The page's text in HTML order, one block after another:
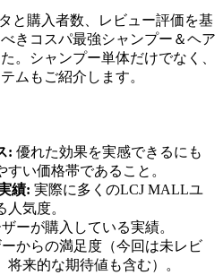
と購入者数、レビュー評価を基
きコスパ最強シャンプー＆ヘア
。シャンプー単体だけでなく、
ムもご紹介します。
: 優れた効果を実感できるにも
い価格帯であること。
績: 実際に多くのLCJ MALLユ
気度。
ーが購入している実績。
からの満足度（今回は未レビ
将来的な期待値も含む）。